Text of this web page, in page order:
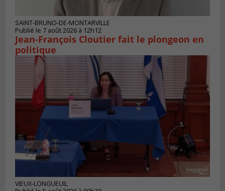
SAINT-BRUNO-DE-MONTARVILLE
Publié le 7 août 2026 à 12h12
Jean-François Cloutier fait le plongeon en
politique
VIEUX-LONGUEUIL